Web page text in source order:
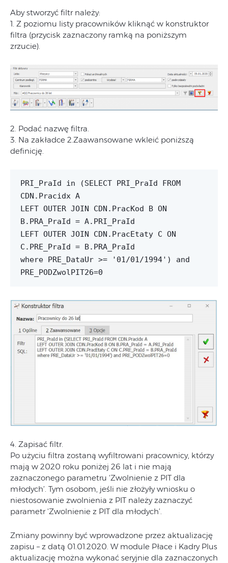
Aby stworzyć filtr należy:
1. Z poziomu listy pracowników kliknąć w konstruktor
filtra (przycisk zaznaczony ramką na poniższym
zrzucie).
2. Podać nazwę filtra.
3. Na zakładce 2.Zaawansowane wkleić poniższą
definicję.
PRI_PraId in (SELECT PRI_PraId FROM
CDN.Pracidx A
LEFT OUTER JOIN CDN.PracKod B ON
B.PRA_PraId = A.PRI_PraId
LEFT OUTER JOIN CDN.PracEtaty C ON
C.PRE_PraId = B.PRA_PraId
where PRE_DataUr >= '01/01/1994') and
PRE_PODZwolPIT26=0
4. Zapisać filtr.
Po użyciu filtra zostaną wyfiltrowani pracownicy, którzy
mają w 2020 roku poniżej 26 lat i nie mają
zaznaczonego parametru 'Zwolnienie z PIT dla
młodych’. Tym osobom, jeśli nie złożyły wniosku o
niestosowanie zwolnienia z PIT należy zaznaczyć
parametr 'Zwolnienie z PIT dla młodych’.
Zmiany powinny być wprowadzone przez aktualizację
zapisu – z datą 01.01.2020. W module Płace i Kadry Plus
aktualizację można wykonać seryjnie dla zaznaczonych